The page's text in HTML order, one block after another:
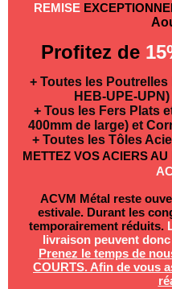
REMISE
Profitez de
+ Toutes les Poutrelles
HEB-UPE-
+ Tous les Fers Plats
400mm de large) et
+ Toutes les Tôles
METTEZ VOS ACIERS
ACVM Métal reste
estivale. Durant les
temporairement réduits.
livraison peuvent
Prenez le temps de
COURTS. Afin de vous